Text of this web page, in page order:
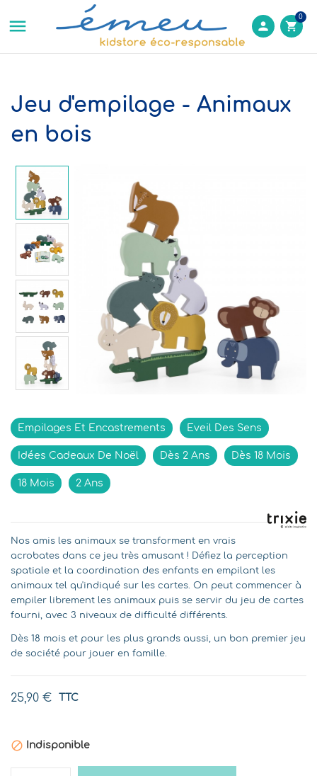
 person shopping_cart
0
Jeu d'empilage - Animaux
en bois
Empilages Et Encastrements Eveil Des Sens
Idées Cadeaux De Noël Dès 2 Ans Dès 18 Mois
18 Mois 2 Ans
Nos amis les animaux se transforment en vrais
acrobates dans ce jeu très amusant ! Défiez la perception
spatiale et la coordination des enfants en empilant les
animaux tel qu'indiqué sur les cartes. On peut commencer à
empiler librement les animaux puis se servir du jeu de cartes
fourni, avec 3 niveaux de difficulté différents.
Dès 18 mois et pour les plus grands aussi, un bon premier jeu
de société pour jouer en famille.
25,90 € TTC
 Indisponible